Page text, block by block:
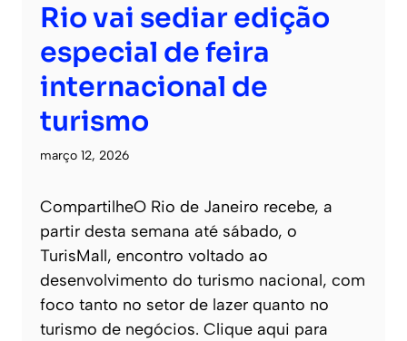
Rio vai sediar edição
especial de feira
internacional de
turismo
março 12, 2026
CompartilheO Rio de Janeiro recebe, a
partir desta semana até sábado, o
TurisMall, encontro voltado ao
desenvolvimento do turismo nacional, com
foco tanto no setor de lazer quanto no
turismo de negócios. Clique aqui para